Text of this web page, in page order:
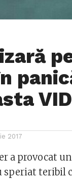
2017
a provocat
speriat teribil